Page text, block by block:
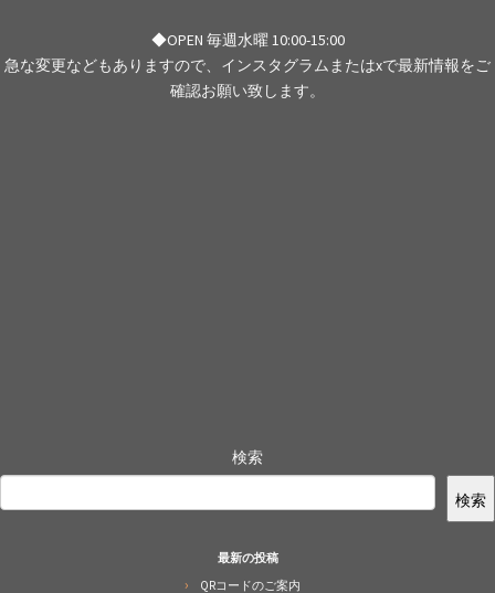
◆OPEN 毎週水曜 10:00-15:00
急な変更などもありますので、インスタグラムまたはxで最新情報をご
確認お願い致します。
検索
検索
最新の投稿
QRコードのご案内